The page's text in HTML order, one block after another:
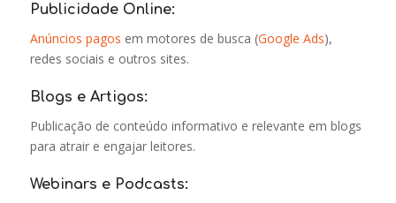
Publicidade Online:
Anúncios pagos em motores de busca (Google Ads),
redes sociais e outros sites.
Blogs e Artigos:
Publicação de conteúdo informativo e relevante em blogs
para atrair e engajar leitores.
Webinars e Podcasts: